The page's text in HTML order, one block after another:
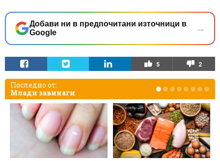
Добави ни в предпочитани източници в
Google
→
5 2
Последно от:
Млади завинаги